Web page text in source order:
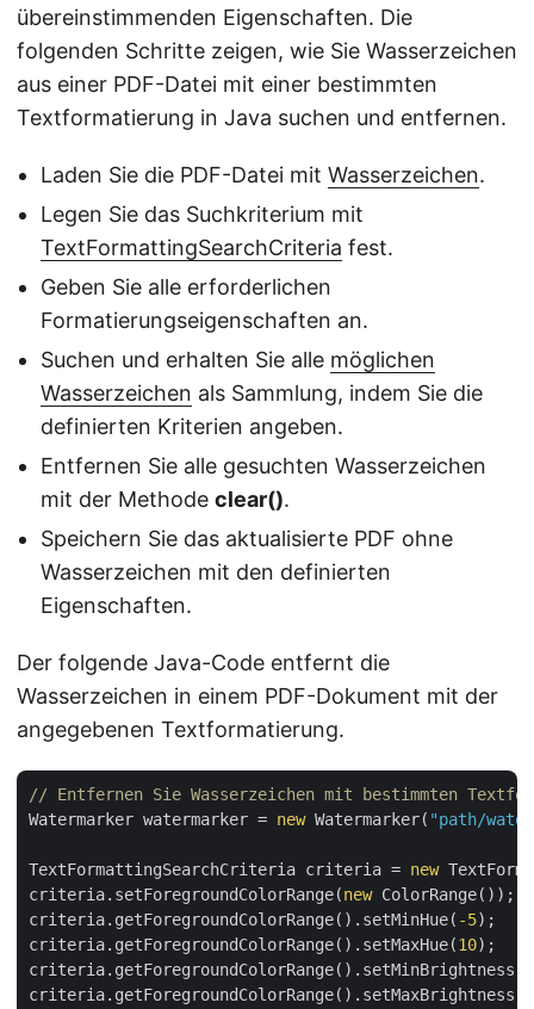
übereinstimmenden Eigenschaften. Die
folgenden Schritte zeigen, wie Sie Wasserzeichen
aus einer PDF-Datei mit einer bestimmten
Textformatierung in Java suchen und entfernen.
Laden Sie die PDF-Datei mit Wasserzeichen.
Legen Sie das Suchkriterium mit
TextFormattingSearchCriteria fest.
Geben Sie alle erforderlichen
Formatierungseigenschaften an.
Suchen und erhalten Sie alle möglichen
Wasserzeichen als Sammlung, indem Sie die
definierten Kriterien angeben.
Entfernen Sie alle gesuchten Wasserzeichen
mit der Methode clear().
Speichern Sie das aktualisierte PDF ohne
Wasserzeichen mit den definierten
Eigenschaften.
Der folgende Java-Code entfernt die
Wasserzeichen in einem PDF-Dokument mit der
angegebenen Textformatierung.
// Entfernen Sie Wasserzeichen mit bestimmten
Watermarker watermarker = new Watermarker( "path/
TextFormattingSearchCriteria criteria = new
criteria.setForegroundColorRange(new ColorRange());
criteria.getForegroundColorRange().setMinHue( -5);
criteria.getForegroundColorRange().setMaxHue(10);
criteria.getForegroundColorRange().setMinBrightness(
criteria.getForegroundColorRange().setMaxBrightness(